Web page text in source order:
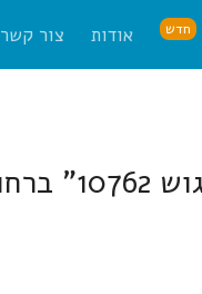
חדש אודות צור קשר